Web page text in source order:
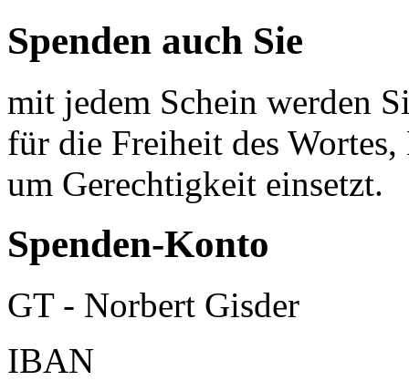
Spenden auch Sie
mit jedem Schein werden
für die Freiheit des
um Gerechtigkeit einsetzt.
Spenden-Konto
GT - Norbert Gisder
IBAN